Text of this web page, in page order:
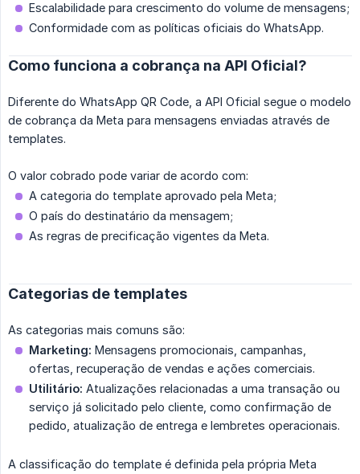
Escalabilidade para crescimento do volume de mensagens;
Conformidade com as políticas oficiais do WhatsApp.
Como funciona a cobrança na API Oficial?
Diferente do WhatsApp QR Code, a API Oficial segue o modelo
de cobrança da Meta para mensagens enviadas através de
templates.
O valor cobrado pode variar de acordo com:
A categoria do template aprovado pela Meta;
O país do destinatário da mensagem;
As regras de precificação vigentes da Meta.
Categorias de templates
As categorias mais comuns são:
Marketing: Mensagens promocionais, campanhas,
ofertas, recuperação de vendas e ações comerciais.
Utilitário: Atualizações relacionadas a uma transação ou
serviço já solicitado pelo cliente, como confirmação de
pedido, atualização de entrega e lembretes operacionais.
A classificação do template é definida pela própria Meta